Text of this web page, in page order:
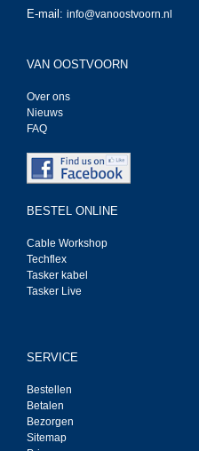
E-mail: info@vanoostvoorn.nl
VAN OOSTVOORN
Over ons
Nieuws
FAQ
BESTEL ONLINE
Cable Workshop
Techflex
Tasker kabel
Tasker Live
SERVICE
Bestellen
Betalen
Bezorgen
Sitemap